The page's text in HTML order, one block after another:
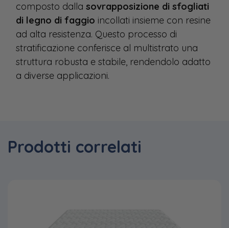
composto dalla sovrapposizione di sfogliati
di legno di faggio incollati insieme con resine
ad alta resistenza. Questo processo di
stratificazione conferisce al multistrato una
struttura robusta e stabile, rendendolo adatto
a diverse applicazioni.
Prodotti correlati